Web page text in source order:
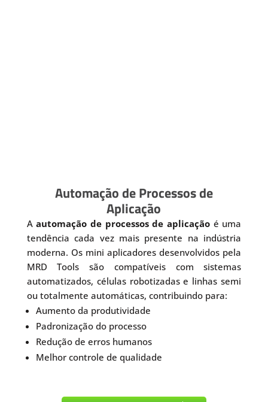
Automação de Processos de
Aplicação
Aautomação de processos de aplicaçãoé uma
tendência cada vez mais presente na indústria
moderna. Os mini aplicadores desenvolvidos pela
MRD Tools são compatíveis com sistemas
automatizados, células robotizadas e linhas semi
ou totalmente automáticas, contribuindo para:
Aumento da produtividade
Padronização do processo
Redução de erros humanos
Melhor controle de qualidade